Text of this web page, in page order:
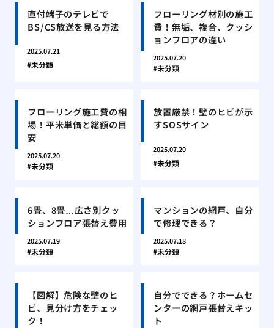
直付端子のテレビで
BS/CS放送を見る方法
2025.07.21
未分類
フローリング材別の施工
費！無垢、複合、クッシ
ョンフロアの違い
2025.07.20
未分類
フローリング施工費の相
場！平米単価と総額の目
安
2025.07.20
未分類
放置厳禁！壁のヒビが示
すSOSサイン
2025.07.20
未分類
6畳、8畳…広さ別クッ
ションフロア張替え費用
2025.07.19
未分類
マンションの網戸、自分
で修理できる？
2025.07.18
未分類
【図解】危険な壁のヒ
ビ、見分け方をチェッ
ク！
自分でできる？ホームセ
ンターの網戸張替えキッ
ト